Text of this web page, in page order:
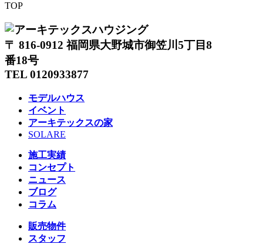
TOP
〒 816-0912 福岡県大野城市御笠川5丁目8
番18号
TEL 0120933877
モデルハウス
イベント
アーキテックスの家
SOLARE
施工実績
コンセプト
ニュース
ブログ
コラム
販売物件
スタッフ